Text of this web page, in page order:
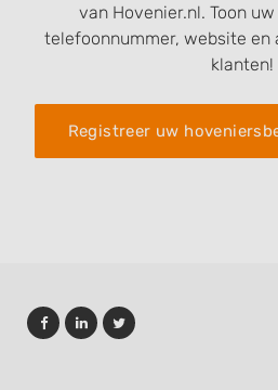
van Hovenier.nl. Toon
telefoonnummer, website en
klanten!
Registreer uw